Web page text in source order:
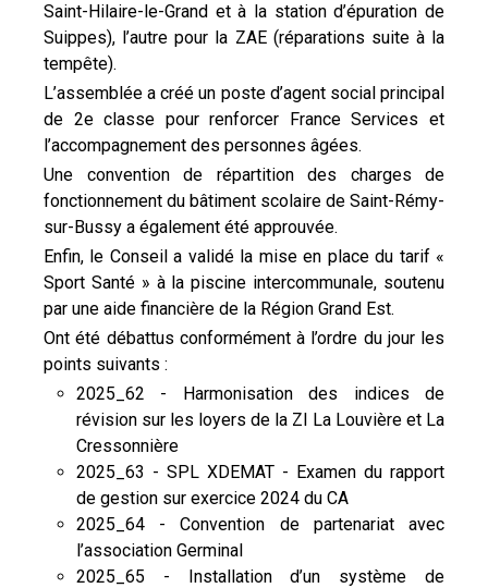
Saint-Hilaire-le-Grand et à la station d’épuration de
Suippes), l’autre pour la ZAE (réparations suite à la
tempête).
L’assemblée a créé un poste d’agent social principal
de 2e classe pour renforcer France Services et
l’accompagnement des personnes âgées.
Une convention de répartition des charges de
fonctionnement du bâtiment scolaire de Saint-Rémy-
sur-Bussy a également été approuvée.
Enfin, le Conseil a validé la mise en place du tarif «
Sport Santé » à la piscine intercommunale, soutenu
par une aide financière de la Région Grand Est.
Ont été débattus conformément à l’ordre du jour les
points suivants :
2025_62 - Harmonisation des indices de
révision sur les loyers de la ZI La Louvière et La
Cressonnière
2025_63 - SPL XDEMAT - Examen du rapport
de gestion sur exercice 2024 du CA
2025_64 - Convention de partenariat avec
l’association Germinal
2025_65 - Installation d’un système de